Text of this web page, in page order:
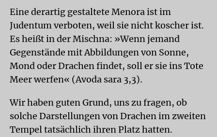
Eine derartig gestaltete Menora ist im
Judentum verboten, weil sie nicht koscher ist.
Es heißt in der Mischna: »Wenn jemand
Gegenstände mit Abbildungen von Sonne,
Mond oder Drachen findet, soll er sie ins Tote
Meer werfen« (Avoda sara 3,3).
Wir haben guten Grund, uns zu fragen, ob
solche Darstellungen von Drachen im zweiten
Tempel tatsächlich ihren Platz hatten.